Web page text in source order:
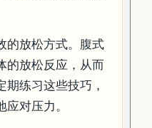
的放松方式。腹式
的放松反应，从而
练习这些技巧，
对压力。